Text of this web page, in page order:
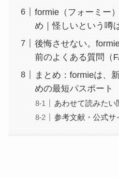
formie（フォーミー
め｜怪しいという噂
後悔させない。
前のよくある質問（
まとめ：formieは、
めの最短パスポート
あわせて読みたい
参考文献・公式サ